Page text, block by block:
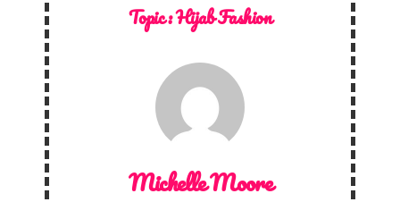
Topic :Hijab Fashion
Michelle Moore